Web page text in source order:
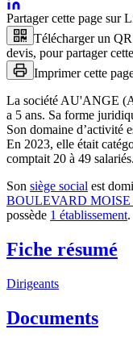
Partager cette page sur
Télécharger un
devis, pour partager
Imprimer cette
La société AU'ANGE
a 5 ans. Sa forme
Son domaine d’activité
En 2023, elle était
comptait 20 à 49 salariés.
Son siège social est
BOULEVARD
possède 1 établissement.
Fiche résumé
Dirigeants
Documents